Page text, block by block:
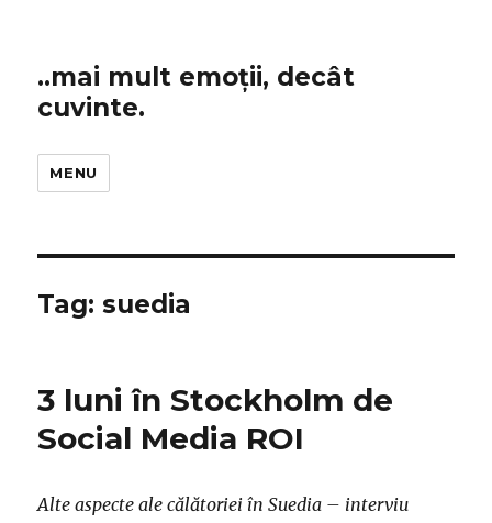
..mai mult emoții, decât
cuvinte.
MENU
Tag:suedia
3 luni în Stockholm de
Social Media ROI
Alte aspecte ale călătoriei în Suedia – interviu